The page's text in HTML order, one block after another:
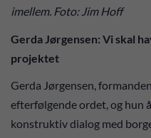
imellem. Foto: Jim Hoff
Gerda Jørgensen: Vi skal
projektet
Gerda Jørgensen,
efterfølgende ordet, og hun
konstruktiv dialog med